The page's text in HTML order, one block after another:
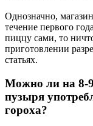
Однозначно,
течение первого
пиццу сами, то
приготовлении
статьях.
Можно ли на 8-9
пузыря
гороха?